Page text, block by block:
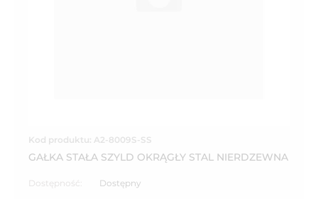
Kod produktu: A2-8009S-SS
GAŁKA STAŁA SZYLD OKRĄGŁY STAL NIERDZEWNA
Dostępność: Dostępny